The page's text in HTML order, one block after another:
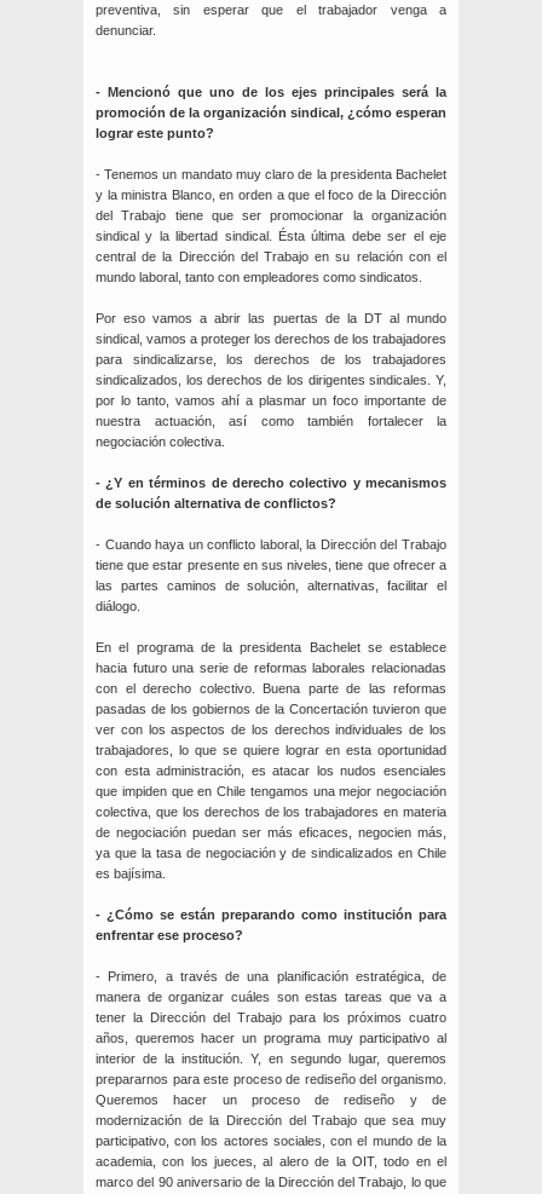
preventiva, sin esperar que el trabajador venga a
denunciar.
- Mencionó que uno de los ejes principales será la
promoción de la organización sindical, ¿cómo esperan
lograr este punto?
- Tenemos un mandato muy claro de la presidenta Bachelet
y la ministra Blanco, en orden a que el foco de la Dirección
del Trabajo tiene que ser promocionar la organización
sindical y la libertad sindical. Ésta última debe ser el eje
central de la Dirección del Trabajo en su relación con el
mundo laboral, tanto con empleadores como sindicatos.
Por eso vamos a abrir las puertas de la DT al mundo
sindical, vamos a proteger los derechos de los trabajadores
para sindicalizarse, los derechos de los trabajadores
sindicalizados, los derechos de los dirigentes sindicales. Y,
por lo tanto, vamos ahí a plasmar un foco importante de
nuestra actuación, así como también fortalecer la
negociación colectiva.
- ¿Y en términos de derecho colectivo y mecanismos
de solución alternativa de conflictos?
- Cuando haya un conflicto laboral, la Dirección del Trabajo
tiene que estar presente en sus niveles, tiene que ofrecer a
las partes caminos de solución, alternativas, facilitar el
diálogo.
En el programa de la presidenta Bachelet se establece
hacia futuro una serie de reformas laborales relacionadas
con el derecho colectivo. Buena parte de las reformas
pasadas de los gobiernos de la Concertación tuvieron que
ver con los aspectos de los derechos individuales de los
trabajadores, lo que se quiere lograr en esta oportunidad
con esta administración, es atacar los nudos esenciales
que impiden que en Chile tengamos una mejor negociación
colectiva, que los derechos de los trabajadores en materia
de negociación puedan ser más eficaces, negocien más,
ya que la tasa de negociación y de sindicalizados en Chile
es bajísima.
- ¿Cómo se están preparando como institución para
enfrentar ese proceso?
- Primero, a través de una planificación estratégica, de
manera de organizar cuáles son estas tareas que va a
tener la Dirección del Trabajo para los próximos cuatro
años, queremos hacer un programa muy participativo al
interior de la institución. Y, en segundo lugar, queremos
prepararnos para este proceso de rediseño del organismo.
Queremos hacer un proceso de rediseño y de
modernización de la Dirección del Trabajo que sea muy
participativo, con los actores sociales, con el mundo de la
academia, con los jueces, al alero de la OIT, todo en el
marco del 90 aniversario de la Dirección del Trabajo, lo que